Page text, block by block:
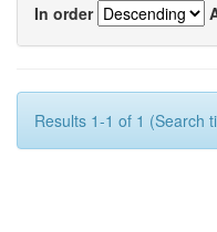
In order
Results 1-1 of 1 (Search